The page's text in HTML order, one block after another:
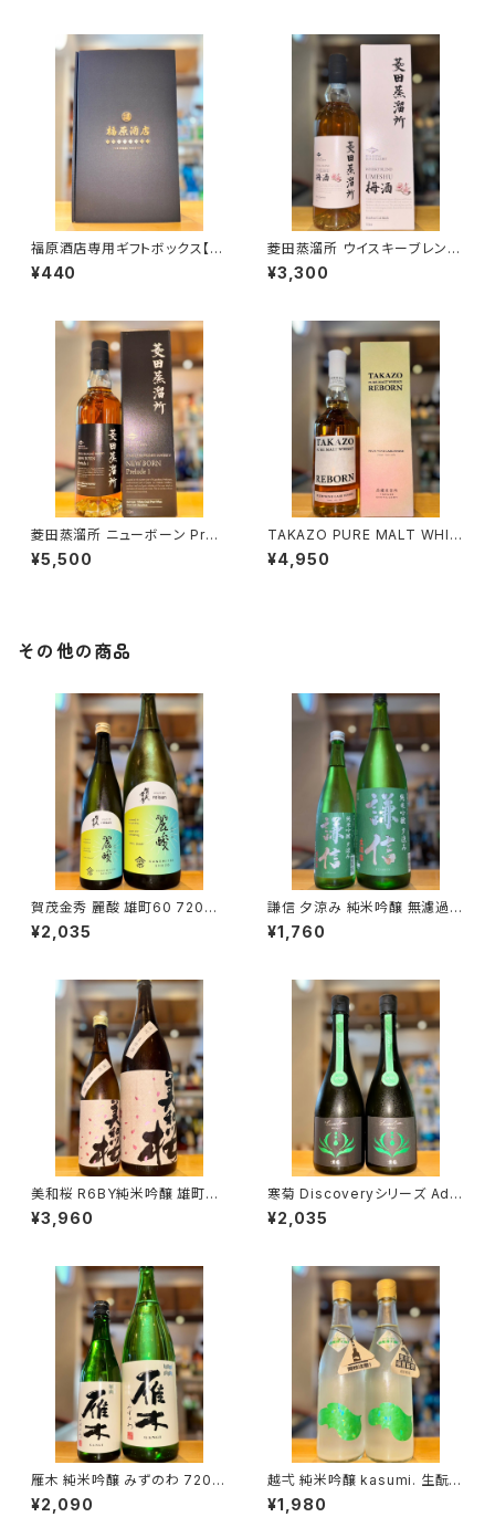
福原酒店専用ギフトボックス【7
20ml２本入】
¥440
菱田蒸溜所 ウイスキーブレンド
梅酒 バーボンカスクフィニッシ
ュ 700ml１本（天星酒造・鹿児
¥3,300
菱田蒸溜所 ニューボーン Prel
udeⅠ 700ml１本（天星酒造・
鹿児島県曽於郡大崎町）
¥5,500
TAKAZO PURE MALT WHIS
KY REBORN PLUM WINE C
ASK FINISH【箱入り】700ml１
¥4,950
その他の商品
賀茂金秀 麗酸 雄町60 720ml
１本（金光酒造・広島県東広島市
黒瀬町）
¥2,035
謙信 夕涼み 純米吟醸 無濾過生
720ml１本（池田屋酒造・新潟
県糸魚川市新鉄）
¥1,760
美和桜 R6BY純米吟醸 雄町生
原酒 1800ml１本（美和桜酒造・
広島県三次市三和町）
¥3,960
寒菊 Discoveryシリーズ Ada
pt -ふさこがね50 うすにごり無
濾過生原酒-2026 720ml１本
¥2,035
雁木 純米吟醸 みずのわ 720m
l１本（八百新酒造・山口県岩国
市今津町）
¥2,090
越弌 純米吟醸 kasumi. 生酛
welcome 硝酸還元菌 720ml
１本（株式会社越後鶴亀・新潟県
¥1,980